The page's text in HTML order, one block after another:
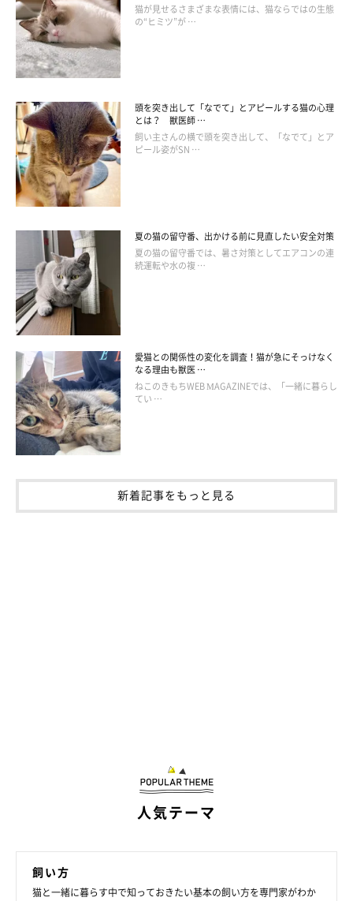
猫が見せるさまざまな表情には、猫ならではの生態
の“ヒミツ”が …
頭を突き出して「なでて」とアピールする猫の心理
とは？ 獣医師 …
飼い主さんの横で頭を突き出して、「なでて」とア
ピール姿がSN …
夏の猫の留守番、出かける前に見直したい安全対策
夏の猫の留守番では、暑さ対策としてエアコンの連
続運転や水の複 …
愛猫との関係性の変化を調査！猫が急にそっけなく
なる理由も獣医 …
ねこのきもちWEB MAGAZINEでは、「一緒に暮らし
てい …
新着記事をもっと見る
人気テーマ
飼い方
猫と一緒に暮らす中で知っておきたい基本の飼い方を専門家がわか